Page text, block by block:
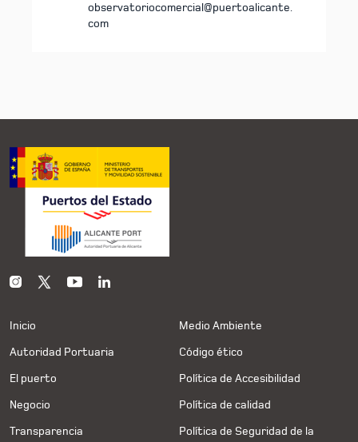
observatoriocomercial@puertoalicante.
com
Inicio
Autoridad Portuaria
El puerto
Negocio
Transparencia
Medio Ambiente
Código ético
Política de Accesibilidad
Política de calidad
Política de Seguridad de la